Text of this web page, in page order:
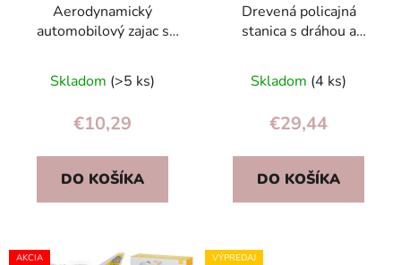
Aerodynamický
automobilový zajac s
Skladom (>5 ks)
€10,29
DO KOŠÍKA
Drevená policajná
stanica s dráhou a
vrtuľník, auto a figúrky
pre deti 3+
Skladom (4 ks)
€29,44
DO KOŠÍKA
AKCIA VÝPREDAJ